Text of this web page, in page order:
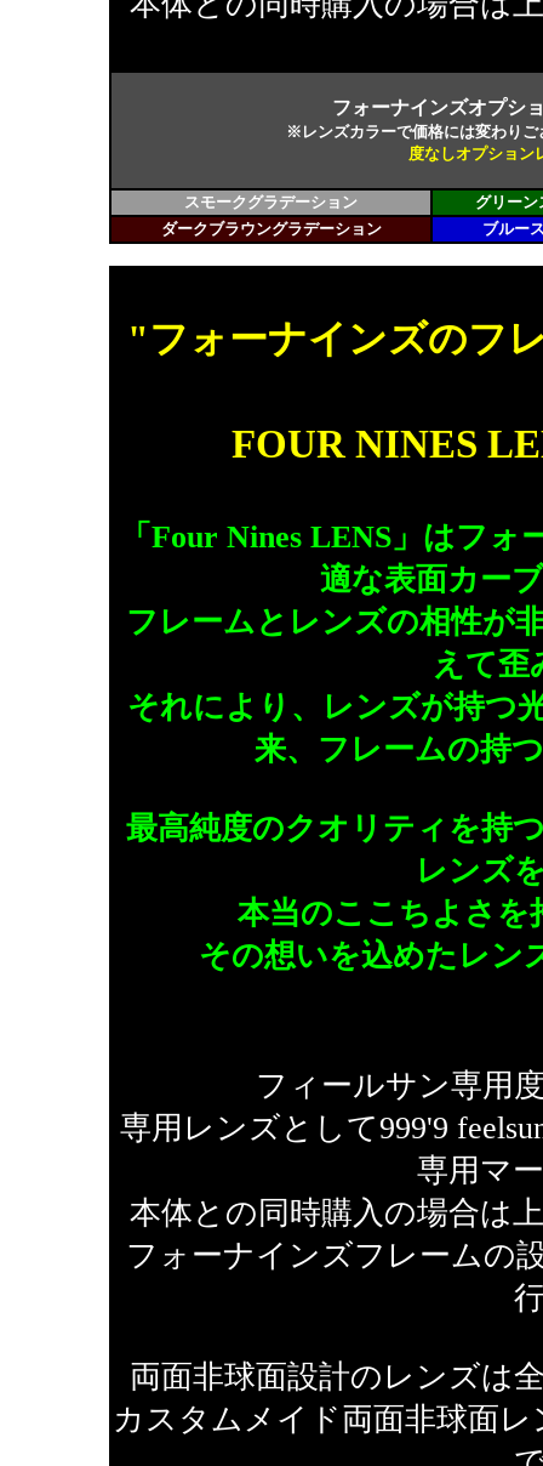
フォーナインズオプシ
※レンズカラーで価格には変わり
度なしオプション
スモークグラデーション
グリーン
ダークブラウングラデーション
ブルー
"フォーナインズのフ
FOUR NINES
「Four Nines LENS」はフ
適な表面カー
フレームとレンズの相性が
えて歪
それにより、レンズが持つ
来、フレームの持
最高純度のクオリティを持
レンズ
本当のここちよさを
その想いを込めたレン
フィールサン専用
専用レンズとして999'9
専用マ
本体との同時購入の場合は
フォーナインズフレームの
両面非球面設計のレンズは
カスタムメイド両面非球面